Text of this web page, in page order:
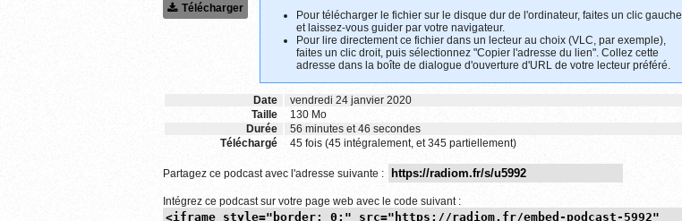
Télécharger
Pour télécharger le fichier sur le disque dur de l'ordinateur, faites un clic gauche
et laissez-vous guider par votre navigateur.
Pour lire directement ce fichier dans un lecteur au choix (VLC, par exemple),
faites un clic droit, puis sélectionnez "Copier l'adresse du lien". Collez cette
adresse dans la boîte de dialogue d'ouverture d'URL de votre lecteur préféré.
Date
vendredi 24 janvier 2020
Taille
130 Mo
Durée
56 minutes et 46 secondes
Téléchargé
45 fois (45 intégralement, et 345 partiellement)
Partagez ce podcast avec l'adresse suivante :
Intégrez ce podcast sur votre page web avec le code suivant :